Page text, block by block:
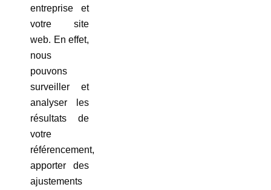
entreprise et
votre site
web. En effet,
nous
pouvons
surveiller et
analyser les
résultats de
votre
référencement,
apporter des
ajustements